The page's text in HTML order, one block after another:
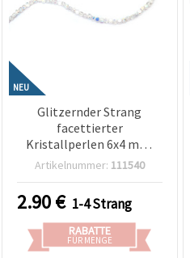
NEU
Glitzernder Strang
facettierter
Kristallperlen 6x4 mm,
Loch 1 mm – elegant
schimmernder AB-
Beschichtung, ca. 100
Stück
Artikelnummer: 111540
2.90€ 1-4 Strang
RABATTE
FÜR MENGE